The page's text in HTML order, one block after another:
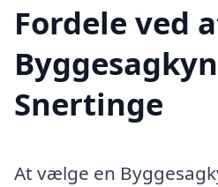
Fordele ved
Snertinge
At vælge en